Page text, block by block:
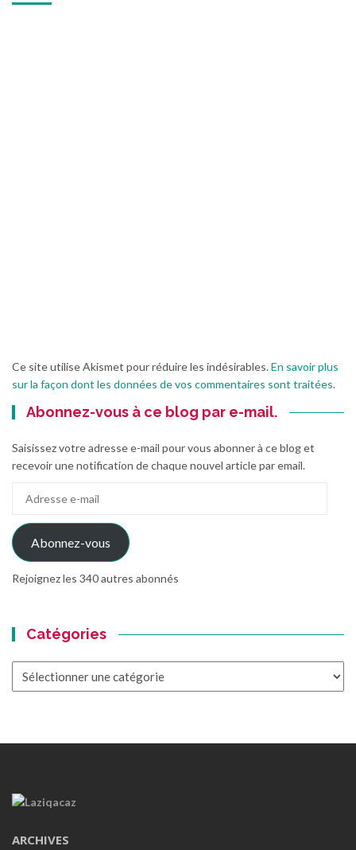
Ce site utilise Akismet pour réduire les indésirables.En savoir plus
sur la façon dont les données de vos commentaires sont traitées.
Abonnez-vous à ce blog par e-mail.
Saisissez votre adresse e-mail pour vous abonner à ce blog et
recevoir une notification de chaque nouvel article par email.
mail
Abonnez-vous
Rejoignez les 340 autres abonnés
Catégories
ARCHIVES